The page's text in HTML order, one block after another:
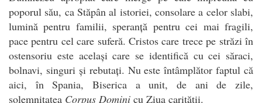
poporul său, ca Stăpân al istoriei, consolare a celor slabi,
lumină pentru familii, speranță pentru cei mai fragili,
pace pentru cel care suferă. Cristos care trece pe străzi în
ostensoriu este același care se identifică cu cei săraci,
bolnavi, singuri și rebutați. Nu este întâmplător faptul că
aici, în Spania, Biserica a unit, de ani de zile,
solemnitatea Corpus Domini cu Ziua carității.